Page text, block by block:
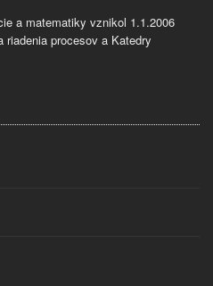
a matematiky vznikol 1.1.2006
procesov a Katedry